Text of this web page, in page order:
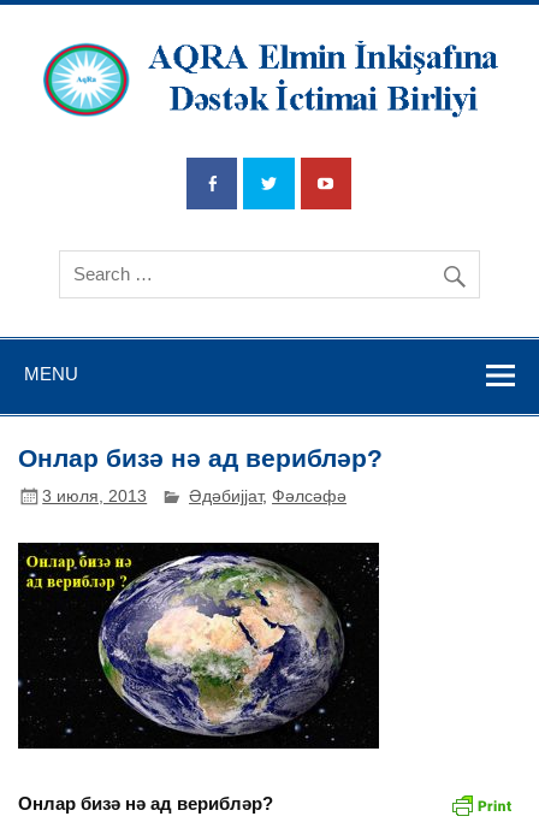
İnkişafına
Dətsək İctimai
Birliyi
MENU
Онлар бизә нә ад верибләр?
3 июля, 2013 Әдәбијјат,Фәлсәфә
Онлар бизә нә ад верибләр?